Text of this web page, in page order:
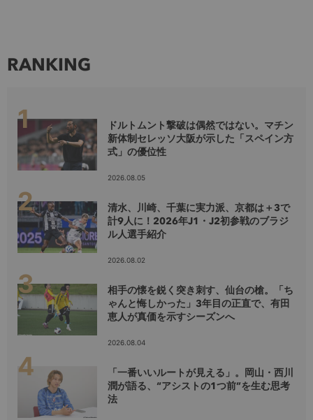
RANKING
ドルトムント撃破は偶然ではない。マチン
新体制セレッソ大阪が示した「スペイン方
式」の優位性
2026.08.05
清水、川崎、千葉に実力派、京都は＋3で
計9人に！2026年J1・J2初参戦のブラジ
ル人選手紹介
2026.08.02
相手の懐を鋭く突き刺す、仙台の槍。「ち
ゃんと悔しかった」3年目の正直で、有田
恵人が真価を示すシーズンへ
2026.08.04
「一番いいルートが見える」。岡山・西川
潤が語る、“アシストの1つ前”を生む思考
法